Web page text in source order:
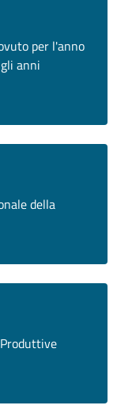
per l'anno
anni
della